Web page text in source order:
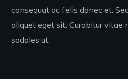
consequat ac felis donec et.
aliquet eget sit. Curabitur vitae
sodales ut.